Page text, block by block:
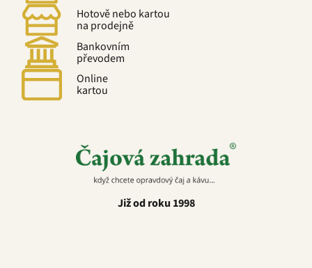
Hotově nebo kartou
na prodejně
Bankovním
převodem
Online
kartou
Již od roku 1998